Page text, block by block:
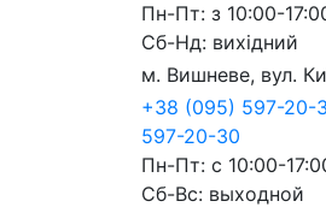
Пн-Пт: з 10:00-
Сб-Нд: вихідний
м. Вишневе, вул.
+38 (095) 597-20-
597-20-30
Пн-Пт: с 10:00-
Сб-Вс: выходной